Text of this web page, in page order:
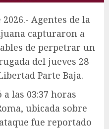
Agentes de la
capturaron a
de perpetrar un
del jueves 28
Parte Baja.
las 03:37 horas
ubicada sobre
fue reportado